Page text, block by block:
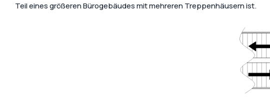
Teil eines größeren Bürogebäudes mit mehreren Treppenhäusern ist.